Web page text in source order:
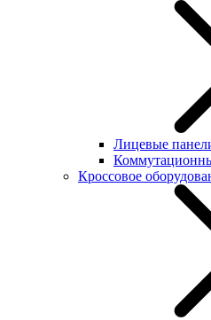
Лицевые
Кроссовое